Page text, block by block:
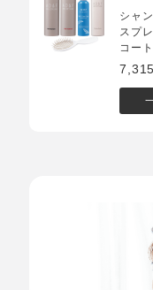
シャ
スプ
コート